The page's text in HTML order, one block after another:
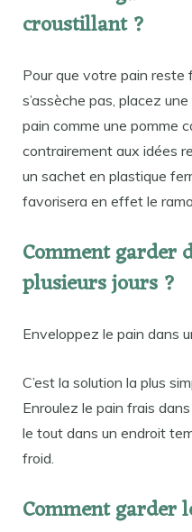
croustillant ?
Pour que votre pain
s’assèche pas, placez
pain comme une pomme
contrairement aux idées
un sachet en plastique
favorisera en effet le
Comment garder
plusieurs jours ?
Enveloppez le pain dans
C’est la solution la plus
Enroulez le pain frais
le tout dans un endroit
froid.
Comment garder